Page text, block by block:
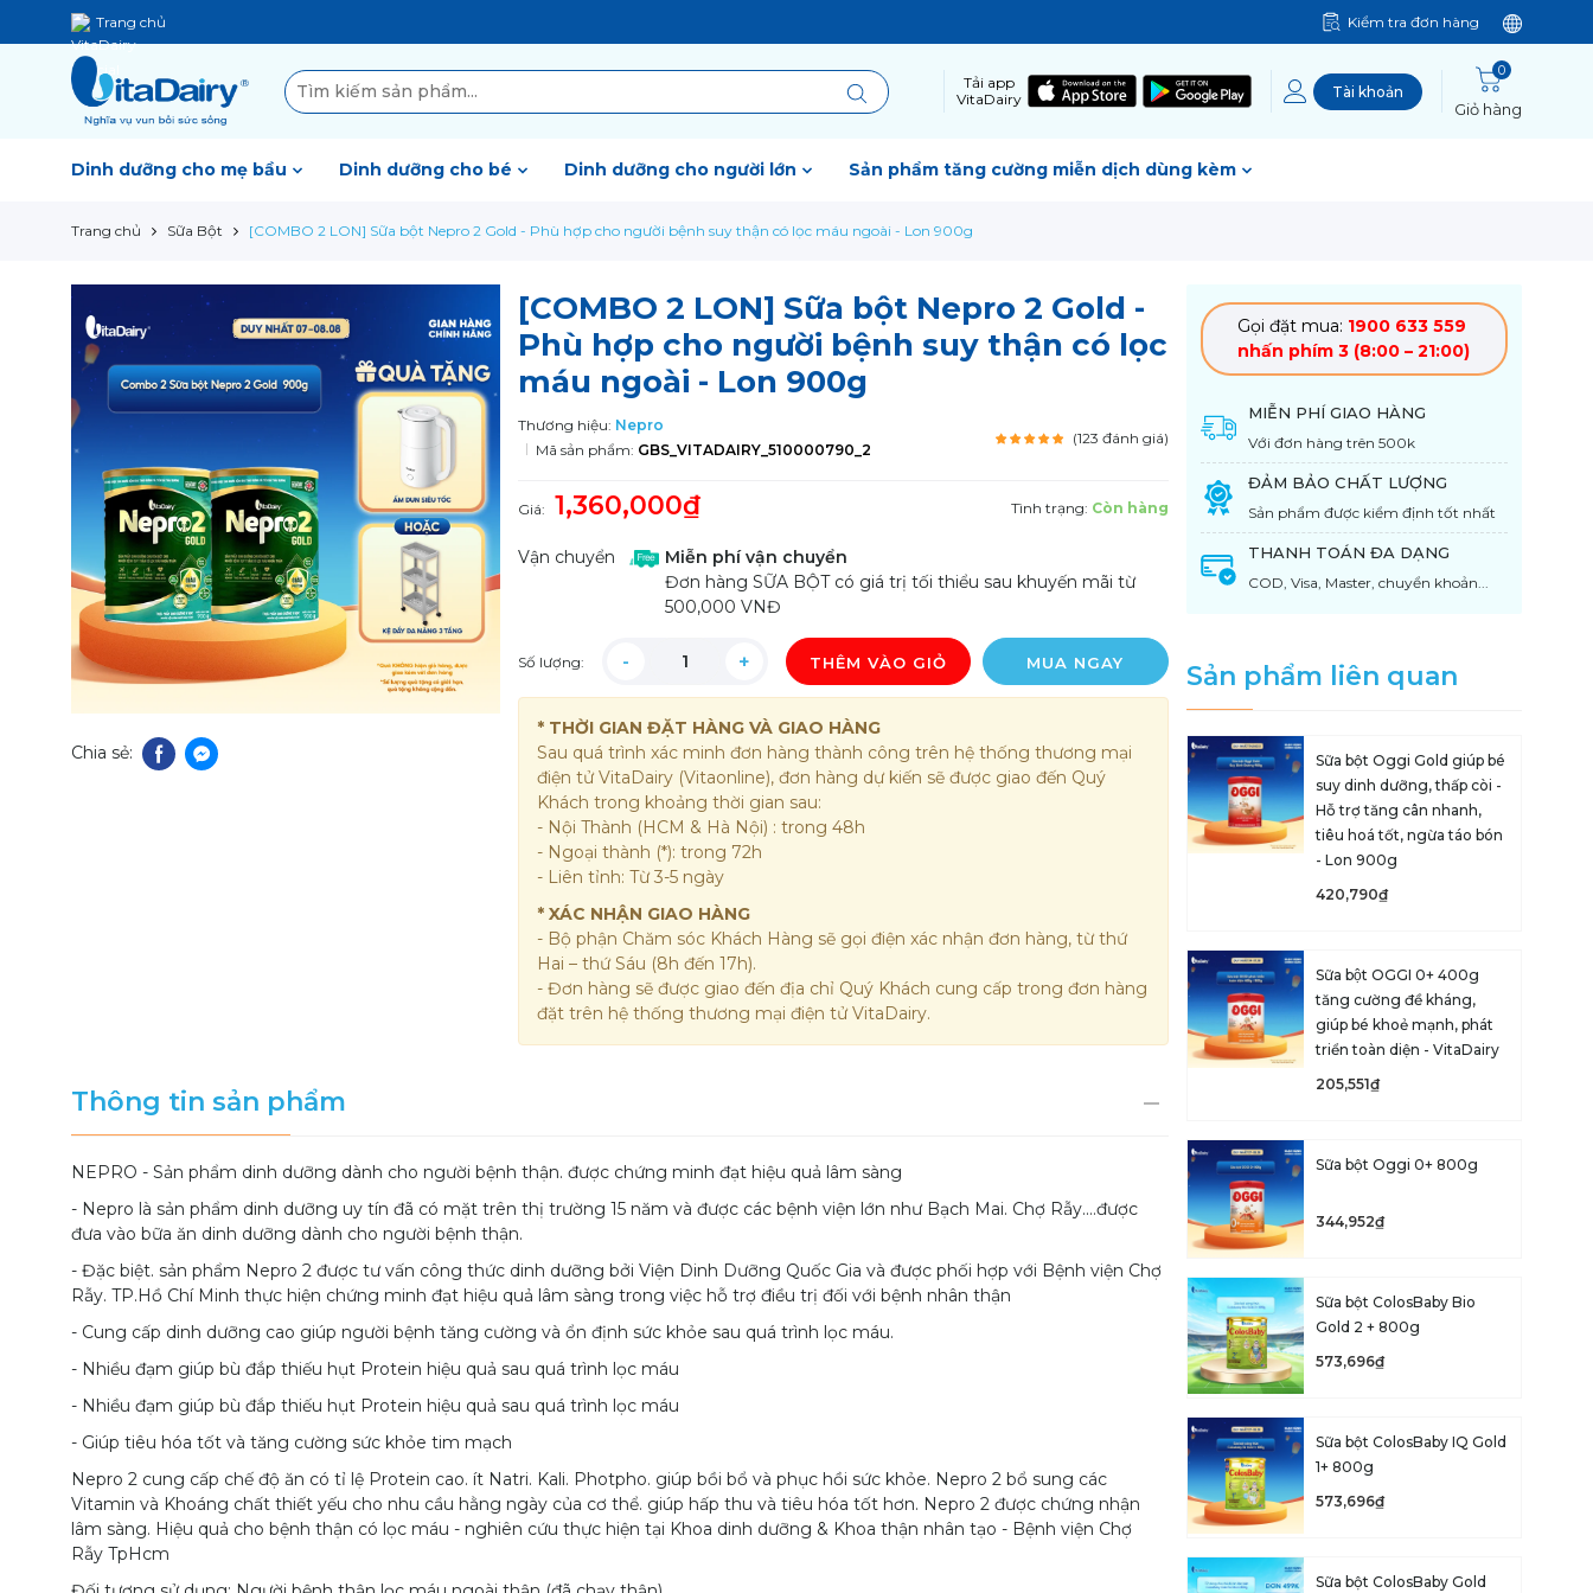
Trang chủ Kiểm tra đơn hàng
Tải app
VitaDairy
Tài khoản
0
Giỏ hàng
Dinh dưỡng cho mẹ bầu Dinh dưỡng cho bé Dinh dưỡng cho người lớn Sản phẩm tăng cường miễn dịch dùng kèm
Trang chủ Sữa Bột [COMBO 2 LON] Sữa bột Nepro 2 Gold - Phù hợp cho người bệnh suy thận có lọc máu ngoài - Lon 900g
Chia sẻ:
[COMBO 2 LON] Sữa bột Nepro 2 Gold -
Phù hợp cho người bệnh suy thận có lọc
máu ngoài - Lon 900g
Thương hiệu: Nepro
Mã sản phẩm: GBS_VITADAIRY_510000790_2
(123 đánh giá)
Giá: 1,360,000₫ Tình trạng: Còn hàng
Vận chuyển
Miễn phí vận chuyển
Đơn hàng SỮA BỘT có giá trị tối thiểu sau khuyến mãi từ
500,000 VNĐ
Số lượng: THÊM VÀO GIỎ MUA NGAY
* THỜI GIAN ĐẶT HÀNG VÀ GIAO HÀNG
Sau quá trình xác minh đơn hàng thành công trên hệ thống thương mại
điện tử VitaDairy (Vitaonline), đơn hàng dự kiến sẽ được giao đến Quý
Khách trong khoảng thời gian sau:
- Nội Thành (HCM & Hà Nội) : trong 48h
- Ngoại thành (*): trong 72h
- Liên tỉnh: Từ 3-5 ngày
* XÁC NHẬN GIAO HÀNG
- Bộ phận Chăm sóc Khách Hàng sẽ gọi điện xác nhận đơn hàng, từ thứ
Hai – thứ Sáu (8h đến 17h).
- Đơn hàng sẽ được giao đến địa chỉ Quý Khách cung cấp trong đơn hàng
đặt trên hệ thống thương mại điện tử VitaDairy.
Thông tin sản phẩm
NEPRO - Sản phẩm dinh dưỡng dành cho người bệnh thận. được chứng minh đạt hiệu quả lâm sàng
- Nepro là sản phẩm dinh dưỡng uy tín đã có mặt trên thị trường 15 năm và được các bệnh viện lớn như Bạch Mai. Chợ Rẫy.…được
đưa vào bữa ăn dinh dưỡng dành cho người bệnh thận.
- Đặc biệt. sản phẩm Nepro 2 được tư vấn công thức dinh dưỡng bởi Viện Dinh Dưỡng Quốc Gia và được phối hợp với Bệnh viện Chợ
Rẫy. TP.Hồ Chí Minh thực hiện chứng minh đạt hiệu quả lâm sàng trong việc hỗ trợ điều trị đối với bệnh nhân thận
- Cung cấp dinh dưỡng cao giúp người bệnh tăng cường và ổn định sức khỏe sau quá trình lọc máu.
- Nhiều đạm giúp bù đắp thiếu hụt Protein hiệu quả sau quá trình lọc máu
- Nhiều đạm giúp bù đắp thiếu hụt Protein hiệu quả sau quá trình lọc máu
- Giúp tiêu hóa tốt và tăng cường sức khỏe tim mạch
Nepro 2 cung cấp chế độ ăn có tỉ lệ Protein cao. ít Natri. Kali. Photpho. giúp bồi bổ và phục hồi sức khỏe. Nepro 2 bổ sung các
Vitamin và Khoáng chất thiết yếu cho nhu cầu hằng ngày của cơ thể. giúp hấp thu và tiêu hóa tốt hơn. Nepro 2 được chứng nhận
lâm sàng. Hiệu quả cho bệnh thận có lọc máu - nghiên cứu thực hiện tại Khoa dinh dưỡng & Khoa thận nhân tạo - Bệnh viện Chợ
Rẫy TpHcm
Gọi đặt mua: 1900 633 559
nhấn phím 3 (8:00 – 21:00)
MIỄN PHÍ GIAO HÀNG
Với đơn hàng trên 500k
ĐẢM BẢO CHẤT LƯỢNG
Sản phẩm được kiểm định tốt nhất
THANH TOÁN ĐA DẠNG
COD, Visa, Master, chuyển khoản...
Sản phẩm liên quan
Sữa bột Oggi Gold giúp bé
suy dinh dưỡng, thấp còi -
Hỗ trợ tăng cân nhanh,
tiêu hoá tốt, ngừa táo bón
- Lon 900g
420,790₫
Sữa bột OGGI 0+ 400g
tăng cường đề kháng,
giúp bé khoẻ mạnh, phát
triển toàn diện - VitaDairy
205,551₫
Sữa bột Oggi 0+ 800g
344,952₫
Sữa bột ColosBaby Bio
Gold 2 + 800g
573,696₫
Sữa bột ColosBaby IQ Gold
1+ 800g
573,696₫
Sữa bột ColosBaby Gold